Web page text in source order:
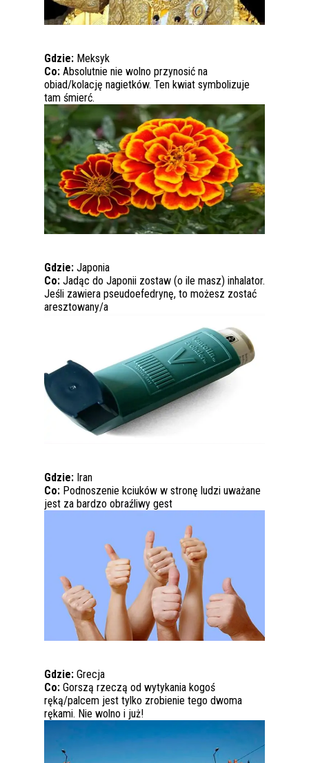
Gdzie: Meksyk
Co: Absolutnie nie wolno przynosić na
obiad/kolację nagietków. Ten kwiat symbolizuje
tam śmierć.
Gdzie: Japonia
Co: Jadąc do Japonii zostaw (o ile masz) inhalator.
Jeśli zawiera pseudoefedrynę, to możesz zostać
aresztowany/a
Gdzie: Iran
Co: Podnoszenie kciuków w stronę ludzi uważane
jest za bardzo obraźliwy gest
Gdzie: Grecja
Co: Gorszą rzeczą od wytykania kogoś
ręką/palcem jest tylko zrobienie tego dwoma
rękami. Nie wolno i już!